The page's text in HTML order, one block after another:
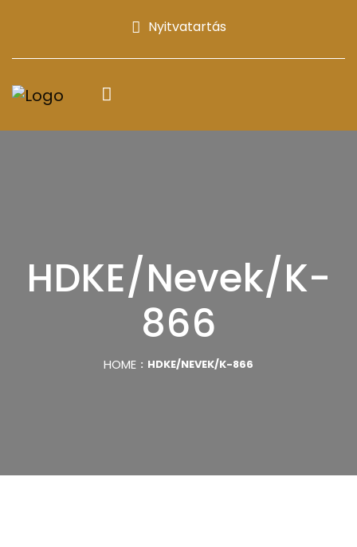
Nyitvatartás
HDKE/Nevek/K-
866
HOME HDKE/NEVEK/K-866